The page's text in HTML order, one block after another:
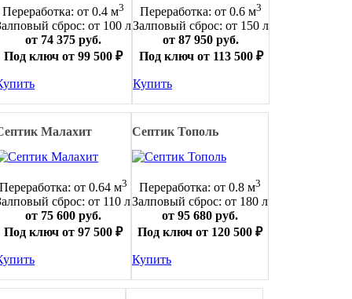
Переработка: от 0.4 м3
сброс: от 100 л
от 74 375 руб.
Под ключ от 99 500 ₽
Переработка: от 0.6 м3
Залповый сброс: от 150 л
от 87 950 руб.
Под ключ от 113 500 ₽
Купить
Малахит
от 0.64 м3
сброс: от 110 л
от 75 600 руб.
Под ключ от 97 500 ₽
Септик Тополь
Переработка: от 0.8 м3
Залповый сброс: от 180 л
от 95 680 руб.
Под ключ от 120 500 ₽
Купить